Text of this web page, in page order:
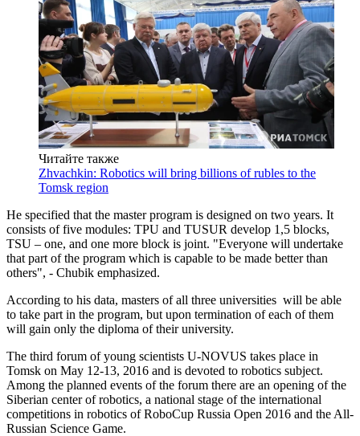
Читайте также
Zhvachkin: Robotics will bring billions of rubles to the
Tomsk region
He specified that the master program is designed on two years. It
consists of five modules: TPU and TUSUR develop 1,5 blocks,
TSU – one, and one more block is joint. "Everyone will undertake
that part of the program which is capable to be made better than
others", - Chubik emphasized.
According to his data, masters of all three universities will be able
to take part in the program, but upon termination of each of them
will gain only the diploma of their university.
The third forum of young scientists U-NOVUS takes place in
Tomsk on May 12-13, 2016 and is devoted to robotics subject.
Among the planned events of the forum there are an opening of the
Siberian center of robotics, a national stage of the international
competitions in robotics of RoboCup Russia Open 2016 and the All-
Russian Science Game.